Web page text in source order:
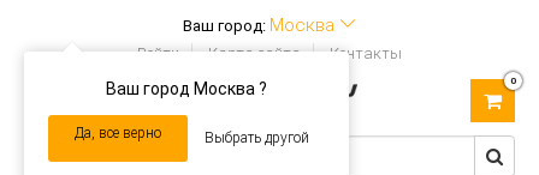
Ваш город: Москва
Ваш город Москва ?
Да, все верно Выбрать другой
Войти Карта сайта Контакты
navigation
0